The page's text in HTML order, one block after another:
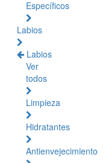
Específicos
Labios
Labios
Ver
todos
Limpieza
Hidratantes
Antienvejecimiento